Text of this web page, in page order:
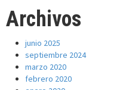
Archivos
junio 2025
septiembre 2024
marzo 2020
febrero 2020